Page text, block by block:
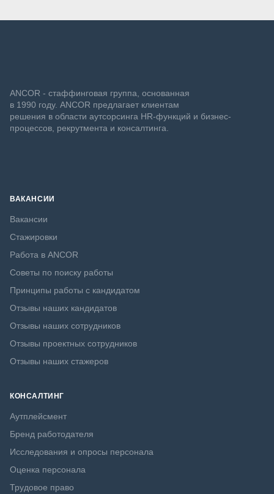
ANCOR - стаффинговая группа, основанная
в 1990 году. ANCOR предлагает клиентам
решения в области аутсорсинга HR-функций и бизнес-
процессов, рекрутмента и консалтинга.
ВАКАНСИИ
Вакансии
Стажировки
Работа в ANCOR
Советы по поиску работы
Принципы работы с кандидатом
Отзывы наших кандидатов
Отзывы наших сотрудников
Отзывы проектных сотрудников
Отзывы наших стажеров
КОНСАЛТИНГ
Аутплейсмент
Бренд работодателя
Исследования и опросы персонала
Оценка персонала
Трудовое право